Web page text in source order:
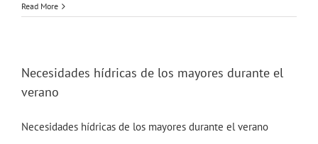
hídricas
Read More
Necesidades hídricas de los mayores durante el
verano
Necesidades hídricas de los mayores durante el verano